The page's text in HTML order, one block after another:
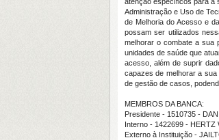
Administração e Uso de
de Melhoria do Acesso e
possam ser utilizados
melhorar o combate a sua
unidades de saúde que
acesso, além de suprir
capazes de melhorar a
de gestão de casos,
MEMBROS DA BANCA:
Presidente - 1510735 -
Interno - 1422699 - HERTZ
Externo à Instituição -